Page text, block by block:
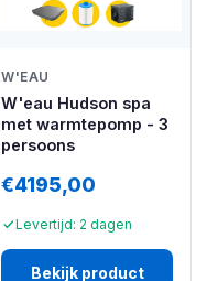
W'EAU
W'eau Hudson spa
met warmtepomp - 3
persoons
€4195,00
Levertijd: 2 dagen
Bekijk product